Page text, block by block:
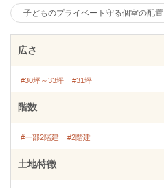
子どものプライベート守る個室の配置
広さ
#30坪～33坪 #31坪
階数
#一部2階建 #2階建
土地特徴